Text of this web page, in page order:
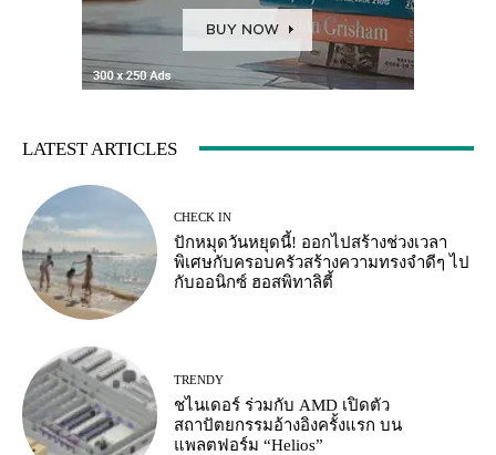
LATEST ARTICLES
CHECK IN
ปักหมุดวันหยุดนี้! ออกไปสร้างช่วงเวลา
พิเศษกับครอบครัวสร้างความทรงจำดีๆ ไป
กับออนิกซ์ ฮอสพิทาลิตี้
TRENDY
ชไนเดอร์ ร่วมกับ AMD เปิดตัว
สถาปัตยกรรมอ้างอิงครั้งแรก บน
แพลตฟอร์ม “Helios”